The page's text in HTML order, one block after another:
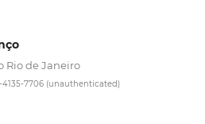
Rio de Janeiro
7706 (unauthenticated)